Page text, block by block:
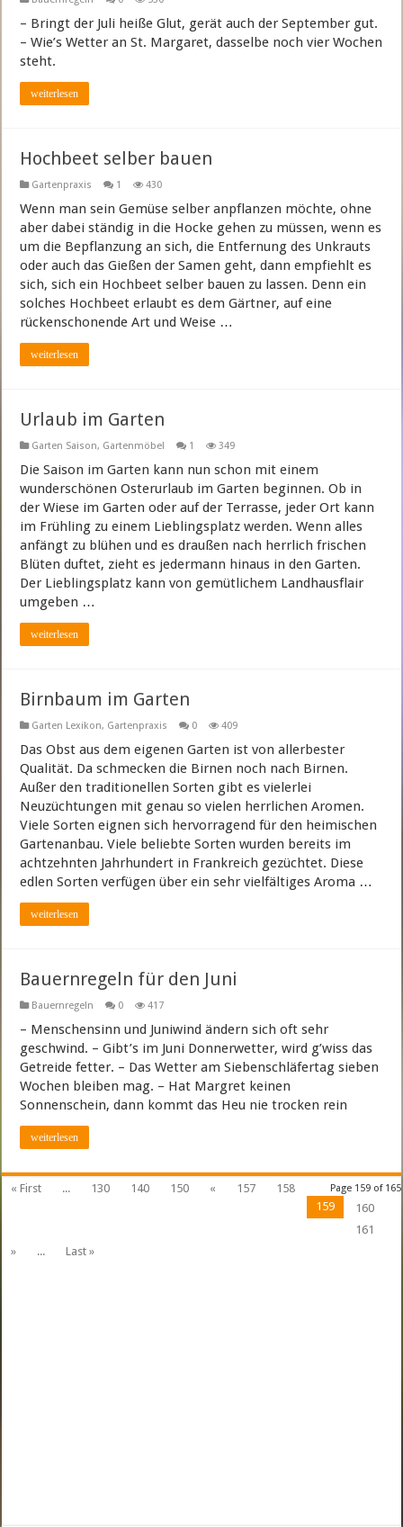
– Bringt der Juli heiße Glut, gerät auch der September gut.
– Wie’s Wetter an St. Margaret, dasselbe noch vier Wochen
steht.
weiterlesen
Hochbeet selber bauen
Gartenpraxis 1 430
Wenn man sein Gemüse selber anpflanzen möchte, ohne
aber dabei ständig in die Hocke gehen zu müssen, wenn es
um die Bepflanzung an sich, die Entfernung des Unkrauts
oder auch das Gießen der Samen geht, dann empfiehlt es
sich, sich ein Hochbeet selber bauen zu lassen. Denn ein
solches Hochbeet erlaubt es dem Gärtner, auf eine
rückenschonende Art und Weise …
weiterlesen
Urlaub im Garten
Garten Saison, Gartenmöbel 1 349
Die Saison im Garten kann nun schon mit einem
wunderschönen Osterurlaub im Garten beginnen. Ob in
der Wiese im Garten oder auf der Terrasse, jeder Ort kann
im Frühling zu einem Lieblingsplatz werden. Wenn alles
anfängt zu blühen und es draußen nach herrlich frischen
Blüten duftet, zieht es jedermann hinaus in den Garten.
Der Lieblingsplatz kann von gemütlichem Landhausflair
umgeben …
weiterlesen
Birnbaum im Garten
Garten Lexikon, Gartenpraxis 0 409
Das Obst aus dem eigenen Garten ist von allerbester
Qualität. Da schmecken die Birnen noch nach Birnen.
Außer den traditionellen Sorten gibt es vielerlei
Neuzüchtungen mit genau so vielen herrlichen Aromen.
Viele Sorten eignen sich hervorragend für den heimischen
Gartenanbau. Viele beliebte Sorten wurden bereits im
achtzehnten Jahrhundert in Frankreich gezüchtet. Diese
edlen Sorten verfügen über ein sehr vielfältiges Aroma …
weiterlesen
Bauernregeln für den Juni
Bauernregeln 0 417
– Menschensinn und Juniwind ändern sich oft sehr
geschwind. – Gibt’s im Juni Donnerwetter, wird g’wiss das
Getreide fetter. – Das Wetter am Siebenschläfertag sieben
Wochen bleiben mag. – Hat Margret keinen
Sonnenschein, dann kommt das Heu nie trocken rein
weiterlesen
Page 159 of 165
« First ... 130 140 150 « 157
158
159
160
161
»
... Last »